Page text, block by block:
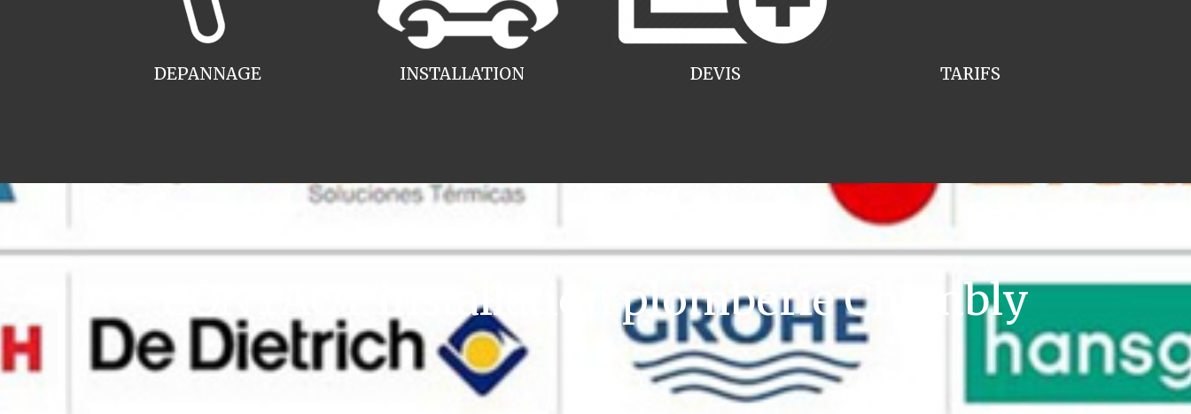
INSTALLATION
DEPANNAGE TARIFS
DEVIS
CONTACT installation plomberie Chambly